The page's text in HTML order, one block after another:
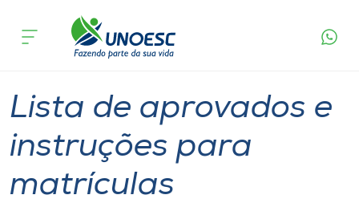
Cursos
Pesquisa
Atendimento ao Estudante
acontece
Lista de aprovados e
instruções para
matrículas